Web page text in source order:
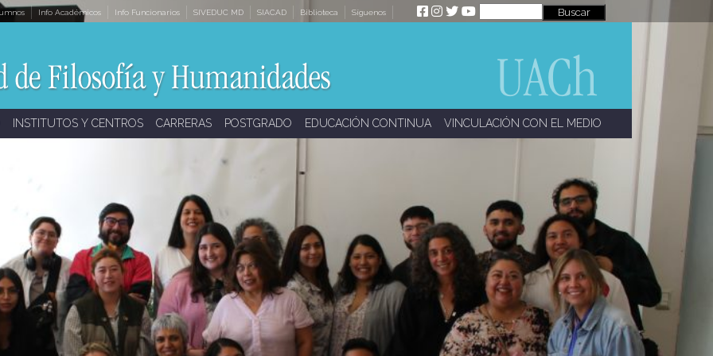
Info Académicos Info Funcionarios SIVEDUC MD SIACAD Biblioteca Síguenos
INSTITUTOS Y CENTROS CARRERAS POSTGRADO EDUCACIÓN CONTINUA VINCULACIÓN CON EL MEDIO